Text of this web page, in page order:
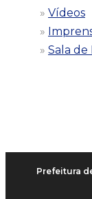
Vídeos
Sala de
Prefeitura